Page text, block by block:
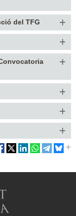
del TFG